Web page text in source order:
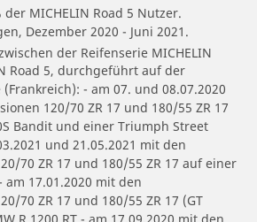
MICHELIN Road 5 Nutzer.
Dezember 2020 - Juni 2021.
der Reifenserie MICHELIN
Road 5, durchgeführt auf der
- am 07. und 08.07.2020
120/70 ZR 17 und 180/55 ZR 17
Bandit und einer Triumph Street
und 21.05.2021 mit den
70 ZR 17 und 180/55 ZR 17 auf einer
am 17.01.2020 mit den
70 ZR 17 und 180/55 ZR 17 (GT